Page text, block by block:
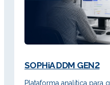
SOPHiA DDM GEN2
Plataforma analítica para